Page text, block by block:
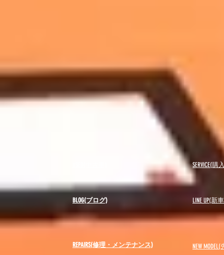
BLOG(ブログ)
SERVICE(
LINE UP(新
REPAIRS(修理・メンテナンス) NEW MODEL(